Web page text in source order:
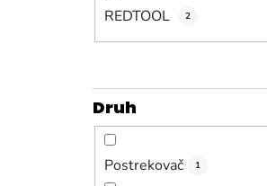
REDTOOL 2
Druh
Postrekovač 1